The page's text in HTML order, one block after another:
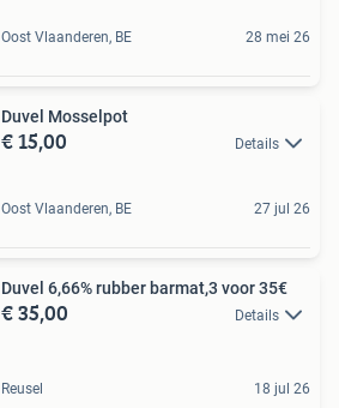
Oost Vlaanderen, BE 28 mei 26
Duvel Mosselpot
€ 15,00 Details
Oost Vlaanderen, BE 27 jul 26
Duvel 6,66% rubber barmat,3 voor 35€
€ 35,00 Details
Reusel 18 jul 26